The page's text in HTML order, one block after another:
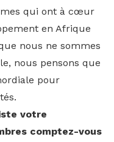
qui ont à cœur
en Afrique
nous ne sommes
nous pensons que
pour
votre
comptez-vous